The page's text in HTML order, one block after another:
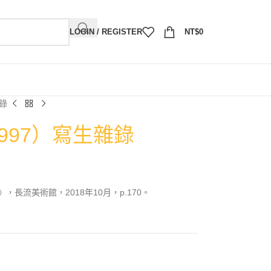
LOGIN / REGISTER NT$0
）寫生雜錄
，長流美術館，2018年10月，p.170。